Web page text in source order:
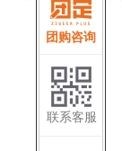
团购咨询
联系客服